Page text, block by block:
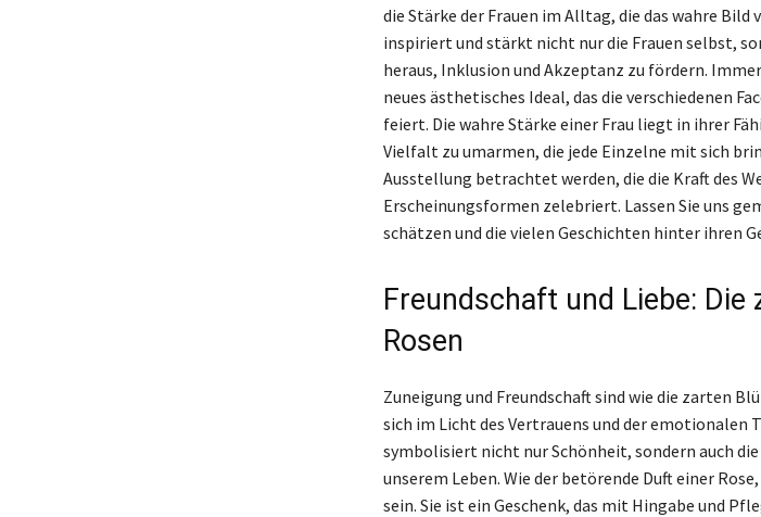
die Stärke der Frauen im Alltag, die das wahre
inspiriert und stärkt nicht nur die Frauen selbst,
heraus, Inklusion und Akzeptanz zu fördern.
neues ästhetisches Ideal, das die verschiedenen
feiert. Die wahre Stärke einer Frau liegt in ihrer
Vielfalt zu umarmen, die jede Einzelne mit sich
Ausstellung betrachtet werden, die die Kraft des
Erscheinungsformen zelebriert. Lassen Sie uns
schätzen und die vielen Geschichten hinter ihren
Freundschaft und Liebe: Die
Rosen
Zuneigung und Freundschaft sind wie die zarten
sich im Licht des Vertrauens und der emotionalen
symbolisiert nicht nur Schönheit, sondern auch
unserem Leben. Wie der betörende Duft einer
sein. Sie ist ein Geschenk, das mit Hingabe und